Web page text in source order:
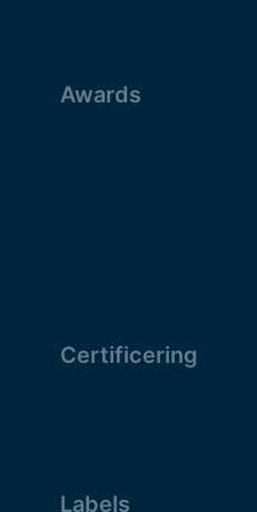
Awards
Certificering
Labels